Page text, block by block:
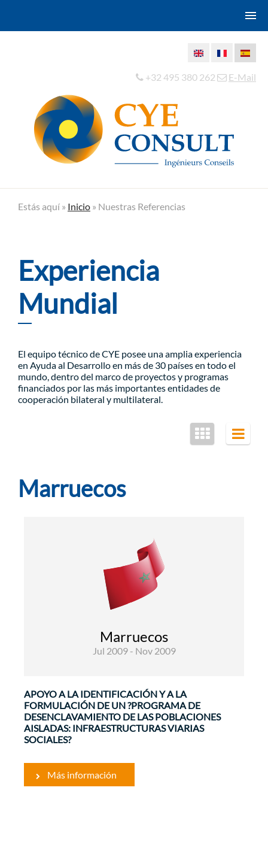
+32 495 380 262 E-Mail
Estás aquí » Inicio » Nuestras Referencias
Experiencia
Mundial
El equipo técnico de CYE posee una amplia experiencia
en Ayuda al Desarrollo en más de 30 países en todo el
mundo, dentro del marco de proyectos y programas
financiados por las más importantes entidades de
cooperación bilateral y multilateral.
Marruecos
Marruecos
Jul 2009 - Nov 2009
Desarrollo Rural y Seguridad
Infraestructuras y Transportes
estratégico en el de desarrollo social y
económico de las zonas rurales, ya ...
APOYO A LA IDENTIFICACIÓN Y A LA
FORMULACIÓN DE UN ?PROGRAMA DE
DESENCLAVAMIENTO DE LAS POBLACIONES
AISLADAS: INFRAESTRUCTURAS VIARIAS
SOCIALES?
Más información